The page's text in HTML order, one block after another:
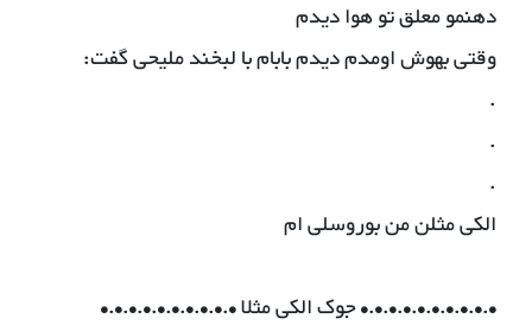
دهنمو معلق تو هوا دیدم
وقتی بهوش اومدم دیدم بابام با لبخند ملیحی گفت:
.
.
.
الکی مثلن من بوروسلی ام
•.•.•.•.•.•.•.•.•.• جوک الکی مثلا •.•.•.•.•.•.•.•.•.•